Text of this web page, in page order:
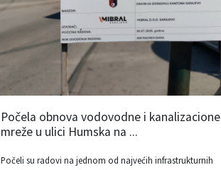
Počela obnova vodovodne i kanalizacione
mreže u ulici Humska na ...
Počeli su radovi na jednom od najvećih infrastrukturnih